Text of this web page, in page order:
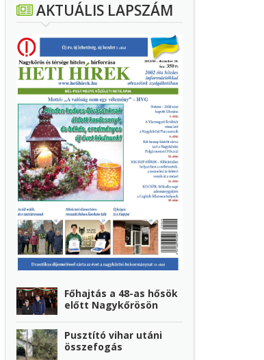
AKTUÁLIS LAPSZÁM
Főhajtás a 48-as hősök
előtt Nagykőrösön
Pusztító vihar utáni
összefogás